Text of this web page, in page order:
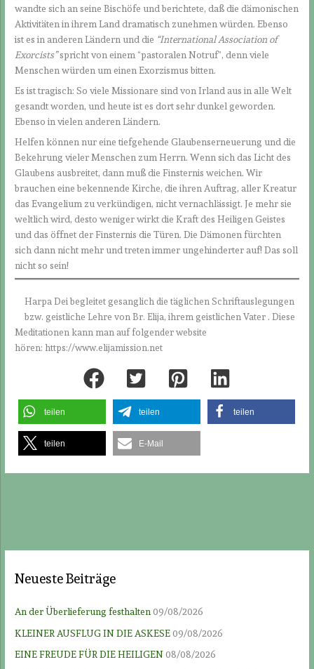
wandte sich an seine Bischöfe und berichtete, daß die dämonischen
Aktivitäten in ihrem Land dramatisch zunehmen würden. Ebenso
ist es in anderen Ländern und die “International Association of
Exorcists”spricht von einem “pastoralen Notruf”, denn viele
Menschen würden um einen Exorzismus bitten.
Es ist tragisch: So viele Missionare sind von Irland aus in alle Welt
gesandt worden, und heute ist es dort sehr dunkel geworden.
Ebenso in vielen anderen Ländern.
Helfen können nur eine tiefgehende Glaubenserneuerung und die
Bekehrung vieler Menschen zum Herrn. Wenn sich das Licht des
Glaubens ausbreitet, dann muß die Finsternis weichen. Wir
brauchen eine bekennende Kirche, die ihren Auftrag, aller Kreatur
das Evangelium zu verkündigen, nicht vernachlässigt. Je mehr sie
weltlich wird, desto weniger wirkt die Kraft des Heiligen Geistes
und das öffnet der Finsternis die Türen. Die Dämonen fürchten
sich dann nicht mehr und treten immer ungehinderter auf! Das soll
nicht so sein!
Harpa Dei begleitet gesanglich die täglichen Schriftauslegungen
bzw. geistliche Lehre von Br. Elija, ihrem geistlichen Vater . Diese
Meditationen kann man auf folgender website
hören: https://www.elijamission.net
teilen teilen teilen
teilen E-Mail
Neueste Beiträge
An der Überlieferung festhalten09/08/2026
KLEINER AUSFLUG IN DIE ASKESE09/08/2026
EINE FREUDE FÜR DIE HEILIGEN08/08/2026